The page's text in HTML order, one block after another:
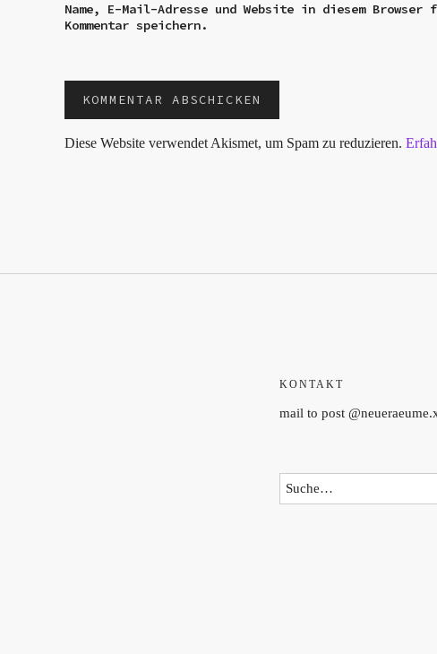
Name, E-Mail-Adresse und Website in diesem Browser
Kommentar speichern.
Diese Website verwendet Akismet, um Spam zu reduzieren.
KONTAKT
mail to post